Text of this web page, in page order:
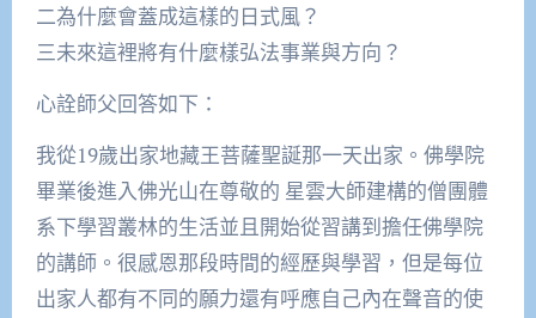
二為什麼會蓋成這樣的日式風？
三未來這裡將有什麼樣弘法事業與方向？
心詮師父回答如下：
我從19歲出家地藏王菩薩聖誕那一天出家。佛學院
畢業後進入佛光山在尊敬的 星雲大師建構的僧團體
系下學習叢林的生活並且開始從習講到擔任佛學院
的講師。很感恩那段時間的經歷與學習，但是每位
出家人都有不同的願力還有呼應自己內在聲音的使